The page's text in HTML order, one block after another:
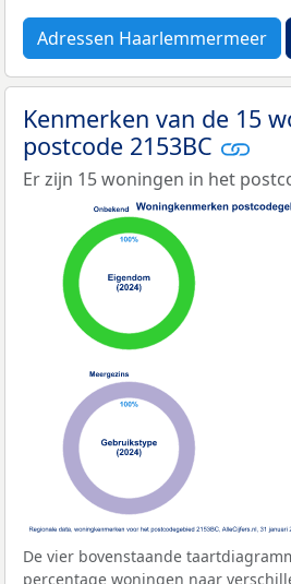
Adressen Haarlemmermeer
Kenmerken van de 15
postcode 2153BC
Er zijn 15 woningen in het
De vier bovenstaande
percentage woningen naar